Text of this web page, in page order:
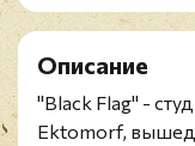
Описание
"Black Flag" -
Ektomorf,